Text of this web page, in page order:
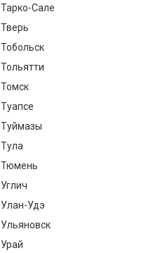
Тарко-Сале
Тверь
Тобольск
Тольятти
Томск
Туапсе
Туймазы
Тула
Тюмень
Углич
Улан-Удэ
Ульяновск
Урай